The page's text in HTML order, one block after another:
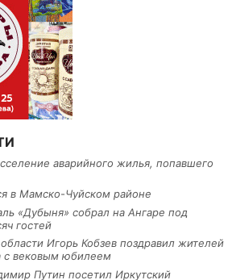
аварийного жилья, попавшего
в Мамско-Чуйском районе
«Дубыня» собрал на Ангаре под
гостей
Игорь Кобзев поздравил жителей
с вековым юбилеем
Путин посетил Иркутский